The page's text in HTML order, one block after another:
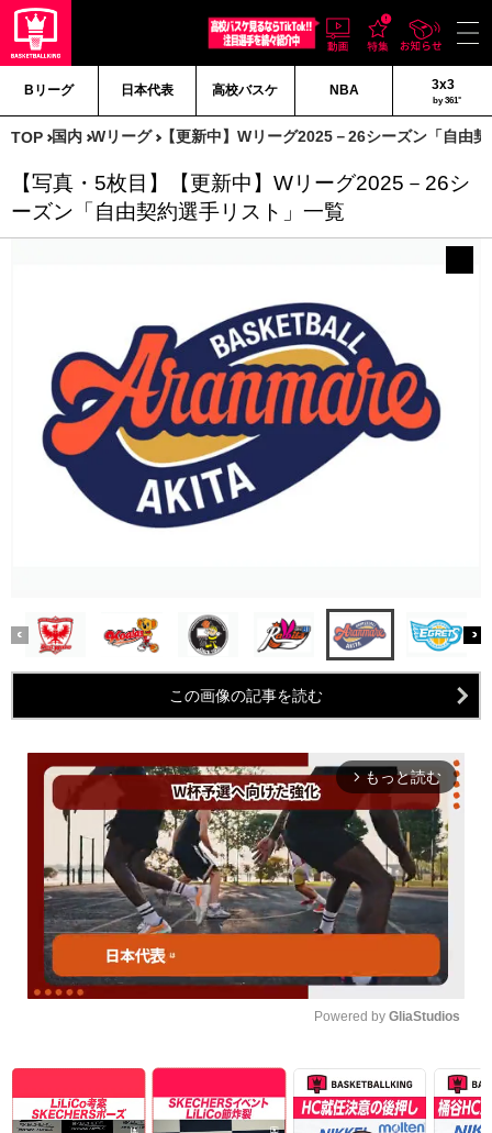
Bリーグ 日本代表 高校バスケ NBA 3x3
by 361°
TOP 国内 Wリーグ 【更新中】Wリーグ2025－26シーズン「自由
【写真・5枚目】【更新中】Wリーグ2025－26シ
ーズン「自由契約選手リスト」一覧
この画像の記事を読む
arrow_forward_ios もっと読む
Powered by GliaStudios